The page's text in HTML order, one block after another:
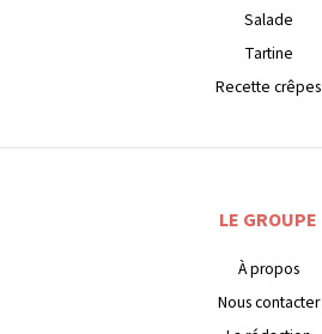
Salade
Tartine
Recette crêpes
LE GROUPE
À propos
Nous contacter